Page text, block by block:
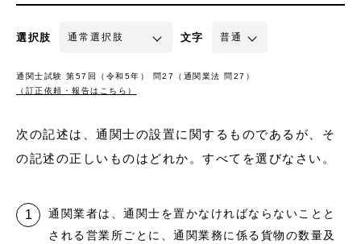
選択肢 文字
通関士試験 第57回（令和5年） 問27（通関業法 問27）
（訂正依頼・報告はこちら）
次の記述は、通関士の設置に関するものであるが、そ
の記述の正しいものはどれか。すべてを選びなさい。
通関業者は、通関士を置かなければならないことと
される営業所ごとに、通関業務に係る貨物の数量及